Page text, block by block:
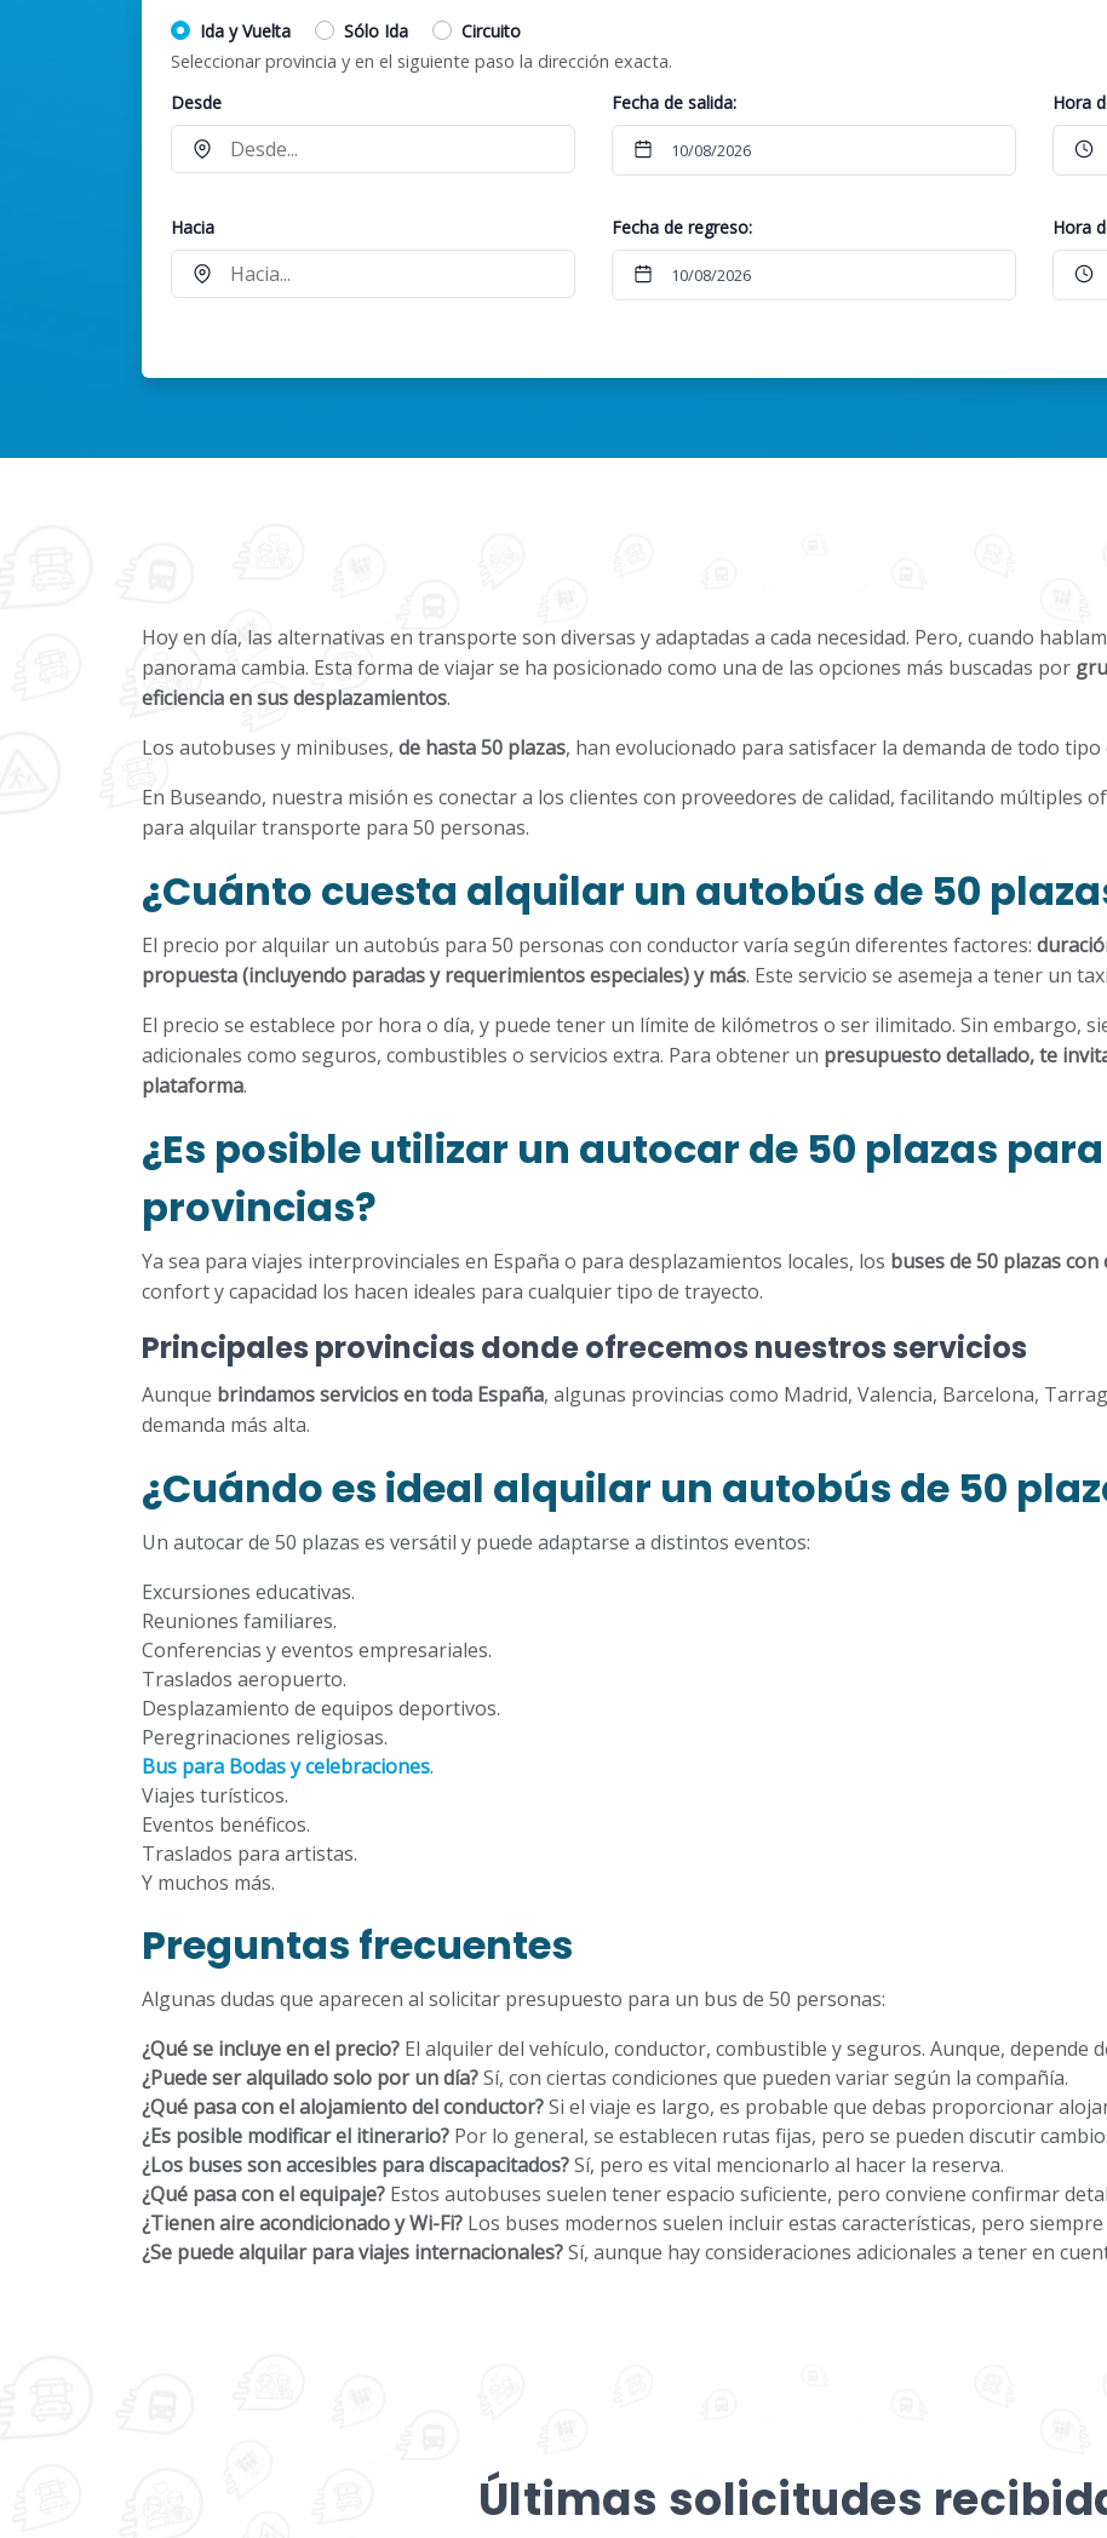
Ida y Vuelta Sólo Ida
Circuito
Seleccionar provincia y en el siguiente paso la dirección exacta.
Desde
Fecha de salida: Hora
Hacia Fecha de regreso: Hora
Hoy en día, las alternativas en transporte son diversas y adaptadas a cada necesidad. Pero, cuando
panorama cambia. Esta forma de viajar se ha posicionado como una de las opciones más buscadas por
eficiencia en sus desplazamientos.
Los autobuses y minibuses, de hasta 50 plazas, han evolucionado para satisfacer la demanda de todo tipo
En Buseando, nuestra misión es conectar a los clientes con proveedores de calidad, facilitando múltiples
para alquilar transporte para 50 personas.
¿Cuánto cuesta alquilar un autobús de 50
El precio por alquilar un autobús para 50 personas con conductor varía según diferentes factores:
propuesta (incluyendo paradas y requerimientos especiales) y más. Este servicio se asemeja a tener un
El precio se establece por hora o día, y puede tener un límite de kilómetros o ser ilimitado. Sin embargo,
adicionales como seguros, combustibles o servicios extra. Para obtener un presupuesto detallado, te
plataforma.
¿Es posible utilizar un autocar de 50 plazas
provincias?
Ya sea para viajes interprovinciales en España o para desplazamientos locales, los buses de 50 plazas
confort y capacidad los hacen ideales para cualquier tipo de trayecto.
Principales provincias donde ofrecemos nuestros servicios
Aunque brindamos servicios en toda España, algunas provincias como Madrid, Valencia, Barcelona,
demanda más alta.
¿Cuándo es ideal alquilar un autobús de 50
Un autocar de 50 plazas es versátil y puede adaptarse a distintos eventos:
Excursiones educativas.
Reuniones familiares.
Conferencias y eventos empresariales.
Traslados aeropuerto.
Desplazamiento de equipos deportivos.
Peregrinaciones religiosas.
Bus para Bodas y celebraciones.
Viajes turísticos.
Eventos benéficos.
Traslados para artistas.
Y muchos más.
Preguntas frecuentes
Algunas dudas que aparecen al solicitar presupuesto para un bus de 50 personas:
¿Qué se incluye en el precio? El alquiler del vehículo, conductor, combustible y seguros. Aunque, depende
¿Puede ser alquilado solo por un día?Sí, con ciertas condiciones que pueden variar según la compañía.
¿Qué pasa con el alojamiento del conductor?Si el viaje es largo, es probable que debas proporcionar
¿Es posible modificar el itinerario? Por lo general, se establecen rutas fijas, pero se pueden discutir
¿Los buses son accesibles para discapacitados?Sí, pero es vital mencionarlo al hacer la reserva.
¿Qué pasa con el equipaje? Estos autobuses suelen tener espacio suficiente, pero conviene confirmar
¿Tienen aire acondicionado y Wi-Fi? Los buses modernos suelen incluir estas características, pero
¿Se puede alquilar para viajes internacionales?Sí, aunque hay consideraciones adicionales a tener en
Últimas solicitudes